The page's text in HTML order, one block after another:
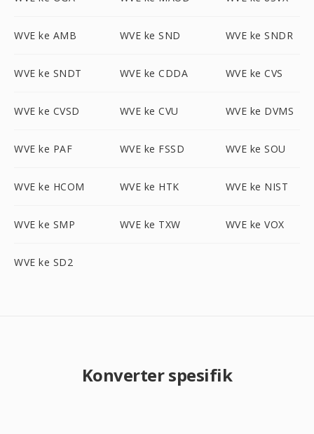
WVE ke AMB WVE ke SND WVE ke SNDR
WVE ke SNDT WVE ke CDDA WVE ke CVS
WVE ke CVSD WVE ke CVU WVE ke DVMS
WVE ke PAF WVE ke FSSD WVE ke SOU
WVE ke HCOM WVE ke HTK WVE ke NIST
WVE ke SMP WVE ke TXW WVE ke VOX
WVE ke SD2
Konverter spesifik